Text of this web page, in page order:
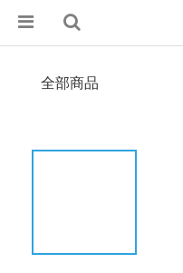
全部商品